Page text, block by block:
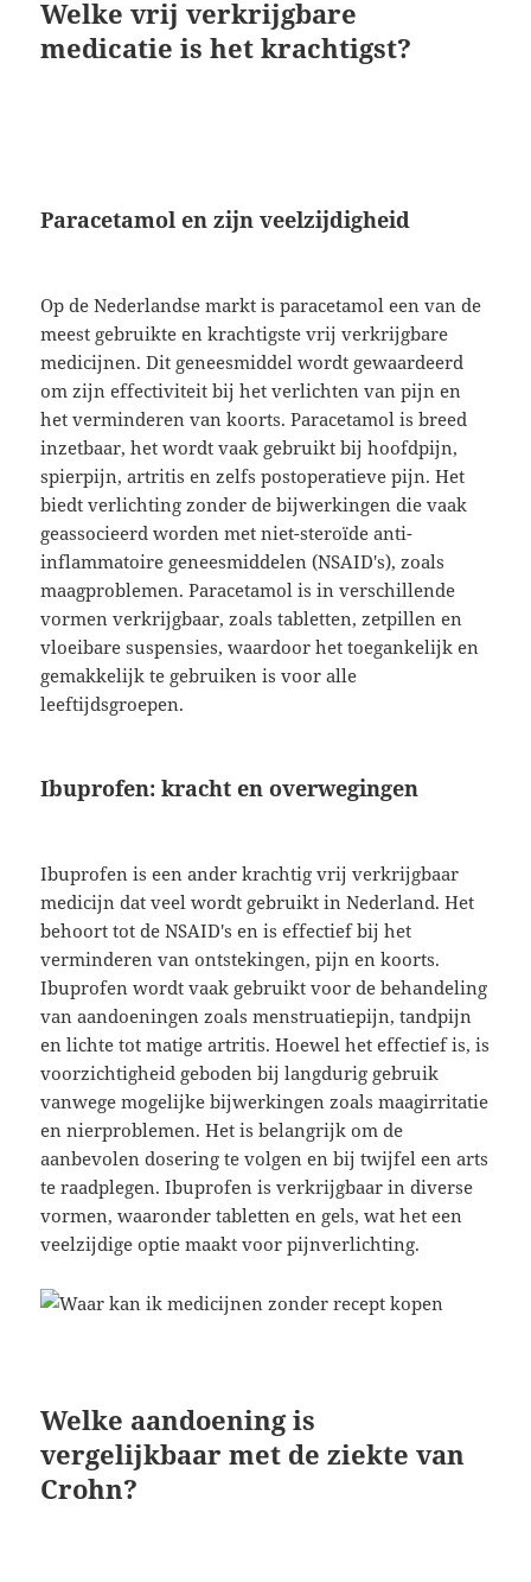
Welke vrij verkrijgbare
medicatie is het krachtigst?
Paracetamol en zijn veelzijdigheid
Op de Nederlandse markt is paracetamol een van de
meest gebruikte en krachtigste vrij verkrijgbare
medicijnen. Dit geneesmiddel wordt gewaardeerd
om zijn effectiviteit bij het verlichten van pijn en
het verminderen van koorts. Paracetamol is breed
inzetbaar, het wordt vaak gebruikt bij hoofdpijn,
spierpijn, artritis en zelfs postoperatieve pijn. Het
biedt verlichting zonder de bijwerkingen die vaak
geassocieerd worden met niet-steroïde anti-
inflammatoire geneesmiddelen (NSAID's), zoals
maagproblemen. Paracetamol is in verschillende
vormen verkrijgbaar, zoals tabletten, zetpillen en
vloeibare suspensies, waardoor het toegankelijk en
gemakkelijk te gebruiken is voor alle
leeftijdsgroepen.
Ibuprofen: kracht en overwegingen
Ibuprofen is een ander krachtig vrij verkrijgbaar
medicijn dat veel wordt gebruikt in Nederland. Het
behoort tot de NSAID's en is effectief bij het
verminderen van ontstekingen, pijn en koorts.
Ibuprofen wordt vaak gebruikt voor de behandeling
van aandoeningen zoals menstruatiepijn, tandpijn
en lichte tot matige artritis. Hoewel het effectief is, is
voorzichtigheid geboden bij langdurig gebruik
vanwege mogelijke bijwerkingen zoals maagirritatie
en nierproblemen. Het is belangrijk om de
aanbevolen dosering te volgen en bij twijfel een arts
te raadplegen. Ibuprofen is verkrijgbaar in diverse
vormen, waaronder tabletten en gels, wat het een
veelzijdige optie maakt voor pijnverlichting.
Welke aandoening is
vergelijkbaar met de ziekte van
Crohn?